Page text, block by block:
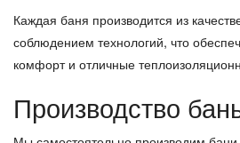
Каждая баня производится из
соблюдением технологий, что
комфорт и отличные
Производство